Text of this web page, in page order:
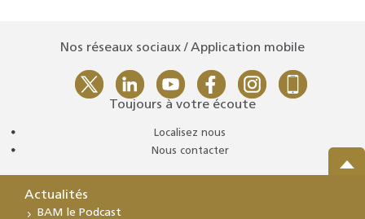
Nos réseaux sociaux / Application mobile
Toujours à votre écoute
Localisez nous
Nous contacter
Actualités
BAM le Podcast